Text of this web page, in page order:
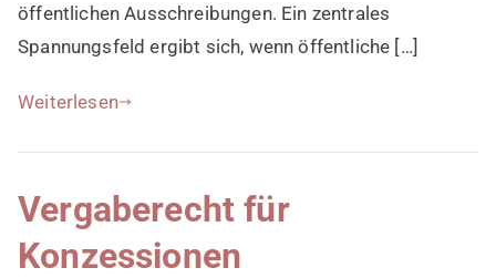
öffentlichen Ausschreibungen. Ein zentrales
Spannungsfeld ergibt sich, wenn öffentliche […]
Weiterlesen
Vergaberecht für
Konzessionen